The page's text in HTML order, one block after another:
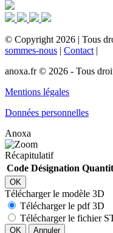
© Copyright 2026 | Tous
sommes-nous | Contact |
anoxa.fr © 2026 - Tous
Mentions légales
Données personnelles
Anoxa
Récapitulatif
Code Désignation
OK
Télécharger le modèle 3D
Télécharger le pdf 3D
Télécharger le fichier
OK Annuler